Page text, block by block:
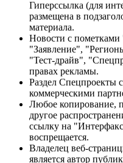
Гиперссылка (для
размещена в
материала.
Новости с
"Заявление",
"Тест-драйв",
правах рекламы.
Раздел Спецпроекты
коммерческими
Любое копирование,
другое
ссылку на
воспрещается.
Владелец веб-
является автор